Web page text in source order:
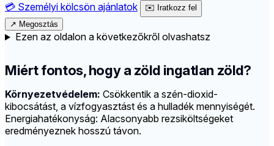
💳 Személyi kölcsön ajánlatok ✉️ Iratkozz fel
↗ Megosztás
Ezen az oldalon a következőkről olvashatsz
Miért fontos, hogy a zöld ingatlan zöld?
Környezetvédelem: Csökkentik a szén-dioxid-
kibocsátást, a vízfogyasztást és a hulladék mennyiségét.
Energiahatékonyság: Alacsonyabb rezsiköltségeket
eredményeznek hosszú távon.